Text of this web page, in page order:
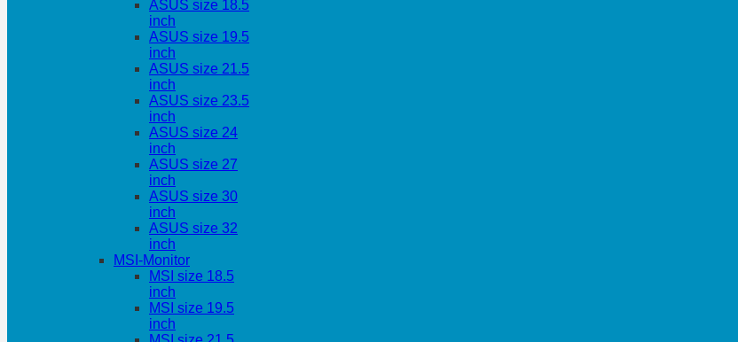
ASUS size 18.5
inch
ASUS size 19.5
inch
ASUS size 21.5
inch
ASUS size 23.5
inch
ASUS size 24
inch
ASUS size 27
inch
ASUS size 30
inch
ASUS size 32
inch
MSI-Monitor
MSI size 18.5
inch
MSI size 19.5
inch